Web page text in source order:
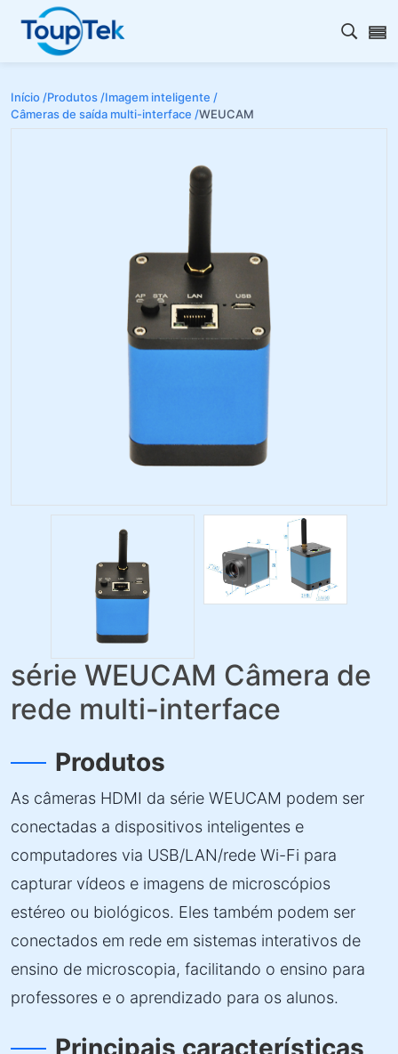
Abrir
Início /Produtos /Imagem inteligente /
Câmeras de saída multi-interface /WEUCAM
série WEUCAM Câmera de
rede multi-interface
Produtos
As câmeras HDMI da série WEUCAM podem ser
conectadas a dispositivos inteligentes e
computadores via USB/LAN/rede Wi-Fi para
capturar vídeos e imagens de microscópios
estéreo ou biológicos. Eles também podem ser
conectados em rede em sistemas interativos de
ensino de microscopia, facilitando o ensino para
professores e o aprendizado para os alunos.
Principais características